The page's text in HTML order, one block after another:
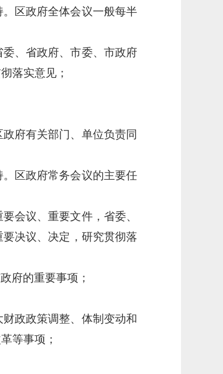
区政府全体会议一般每半
、省政府、市委、市政府
落实意见；
府有关部门、单位负责同
区政府常务会议的主要任
会议、重要文件，省委、
决议、决定，研究贯彻落
府的重要事项；
政政策调整、体制变动和
等事项；